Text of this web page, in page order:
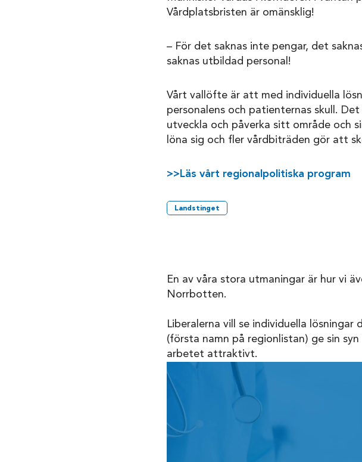
Vårdplatsbristen är omänsklig!
– För det saknas inte pengar, det
saknas utbildad personal!
Vårt vallöfte är att med individuella
personalens och patienternas skull.
utveckla och påverka sitt område och
löna sig och fler vårdbiträden gör att
>>Läs vårt regionalpolitiska program
Landstinget
En av våra stora utmaningar är hur vi
Norrbotten.
Liberalerna vill se individuella lösningar
(första namn på regionlistan) ge sin
arbetet attraktivt.
Videospelare